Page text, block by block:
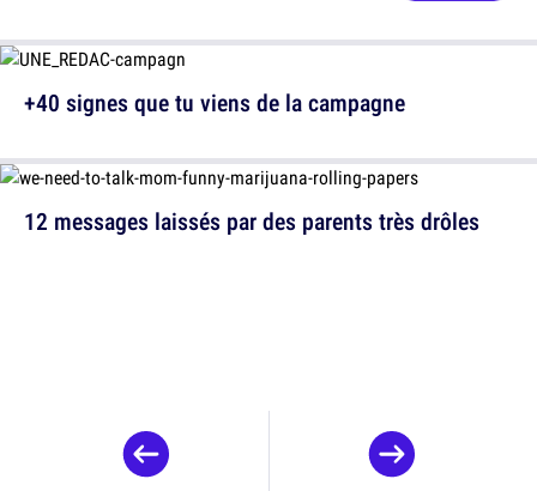
12 messages laissés par des parents très drôles
+40 signes que tu viens de la campagne